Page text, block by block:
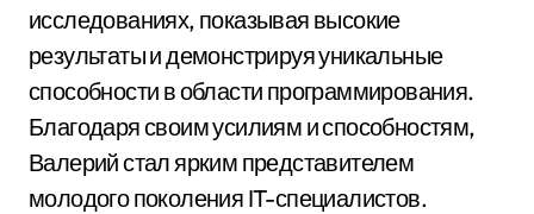
исследованиях, показывая высокие
результаты и демонстрируя уникальные
способности в области программирования.
Благодаря своим усилиям и способностям,
Валерий стал ярким представителем
молодого поколения IT-специалистов.